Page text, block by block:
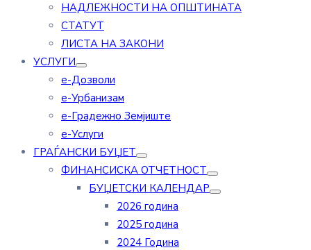
НАДЛЕЖНОСТИ НА ОПШТИНАТА
СТАТУТ
ЛИСТА НА ЗАКОНИ
УСЛУГИ
е-Дозволи
е-Урбанизам
е-Градежно Земјиште
е-Услуги
ГРАЃАНСКИ БУЏЕТ
ФИНАНСИСКА ОТЧЕТНОСТ
БУЏЕТСКИ КАЛЕНДАР
2026 година
2025 година
2024 Година